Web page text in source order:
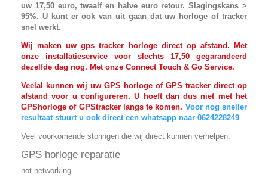
uw 17,50 euro, twaalf en halve euro retour. Slagingskans >
95%. U kunt er ook van uit gaan dat uw horloge of tracker
snel werkt.
Wij maken uw gps tracker horloge direct op afstand. Met
onze installatieservice voor slechts 17,50 gegarandeerd
dezelfde dag nog. Met onze Connect Touch & Go Service.
Veelal kunnen wij uw GPS horloge of GPS tracker direct op
afstand voor u configureren. U hoeft dan dus niet met het
GPShorloge of GPStracker langs te komen. Voor nog sneller
resultaat stuurt u ook direct een whatsapp naar 0624228249
Veel voorkomende storingen die wij direct kunnen verhelpen.
GPS horloge reparatie
not networking